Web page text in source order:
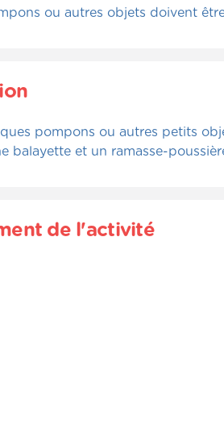
ou autres objets doivent
pompons ou autres petits
balayette et un ramasse-
de l'activité